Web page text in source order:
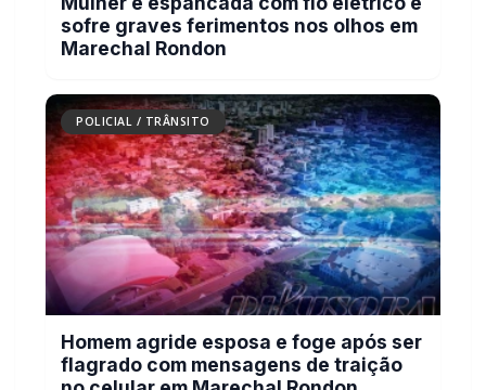
POLICIAL / TRÂNSITO
Homem agride esposa e foge após ser
flagrado com mensagens de traição
no celular em Marechal Rondon
POLICIAL / TRÂNSITO